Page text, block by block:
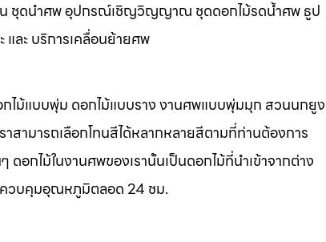
ช่น ชุดนำศพ อุปกรณ์เชิญวิญญาณ ชุดดอกไม้รดน้ำศพ ธูป
ละ บริการเคลื่อนย้ายศพ
กไม้แบบพุ่ม ดอกไม้แบบราง งานศพแบบพุ่มมุก สวนนกยูง
สามารถเลือกโทนสีได้หลากหลายสีตามที่ท่านต้องการ
กไม้ในงานศพของเรานั้นเป็นดอกไม้ที่นำเข้าจากต่าง
ที่ควบคุมอุณหภูมิตลอด 24 ชม.